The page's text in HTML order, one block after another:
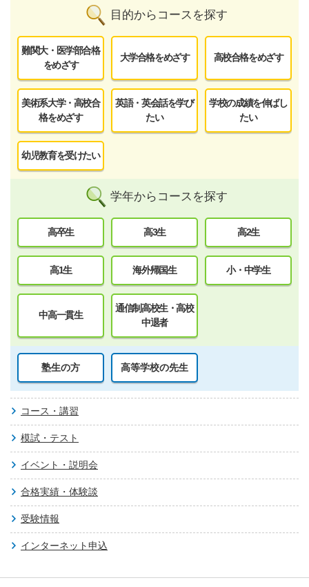
目的からコースを探す
難関大・医学部合格
をめざす
大学合格をめざす 高校合格をめざす
美術系大学・高校合
格をめざす
英語・英会話を学び
たい
学校の成績を伸ばし
たい
幼児教育を受けたい
学年からコースを探す
高卒生 高3生 高2生
高1生 海外帰国生 小・中学生
中高一貫生
通信制高校生・高校
中退者
塾生の方 高等学校の先生
コース・講習
模試・テスト
イベント・説明会
合格実績・体験談
受験情報
インターネット申込